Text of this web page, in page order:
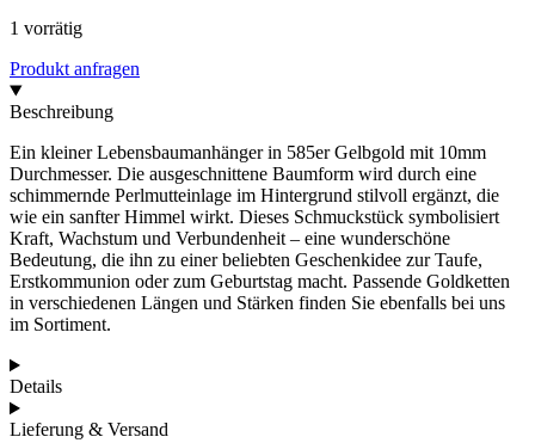
1 vorrätig
Produkt anfragen
Beschreibung
Ein kleiner Lebensbaumanhänger in 585er Gelbgold mit 10mm
Durchmesser. Die ausgeschnittene Baumform wird durch eine
schimmernde Perlmutteinlage im Hintergrund stilvoll ergänzt, die
wie ein sanfter Himmel wirkt. Dieses Schmuckstück symbolisiert
Kraft, Wachstum und Verbundenheit – eine wunderschöne
Bedeutung, die ihn zu einer beliebten Geschenkidee zur Taufe,
Erstkommunion oder zum Geburtstag macht. Passende Goldketten
in verschiedenen Längen und Stärken finden Sie ebenfalls bei uns
im Sortiment.
Details
Lieferung & Versand